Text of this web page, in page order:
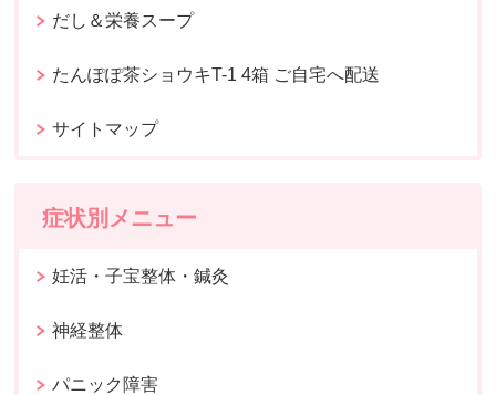
だし＆栄養スープ
たんぽぽ茶ショウキT-1 4箱 ご自宅へ配送
サイトマップ
症状別メニュー
妊活・子宝整体・鍼灸
神経整体
パニック障害